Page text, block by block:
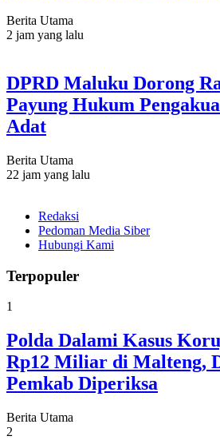
Berita Utama
2 jam yang lalu
DPRD Maluku Dorong
Payung Hukum
Adat
Berita Utama
22 jam yang lalu
Redaksi
Pedoman Media Siber
Hubungi Kami
Terpopuler
1
Polda Dalami Kasus
Rp12 Miliar di Malteng,
Pemkab Diperiksa
Berita Utama
2